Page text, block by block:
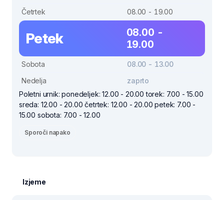
Četrtek
08.00 - 19.00
Petek
08.00 -
19.00
Sobota
08.00 - 13.00
Nedelja
zaprto
Poletni urnik: ponedeljek: 12.00 - 20.00 torek: 7.00 - 15.00
sreda: 12.00 - 20.00 četrtek: 12.00 - 20.00 petek: 7.00 -
15.00 sobota: 7.00 - 12.00
Sporoči napako
Izjeme